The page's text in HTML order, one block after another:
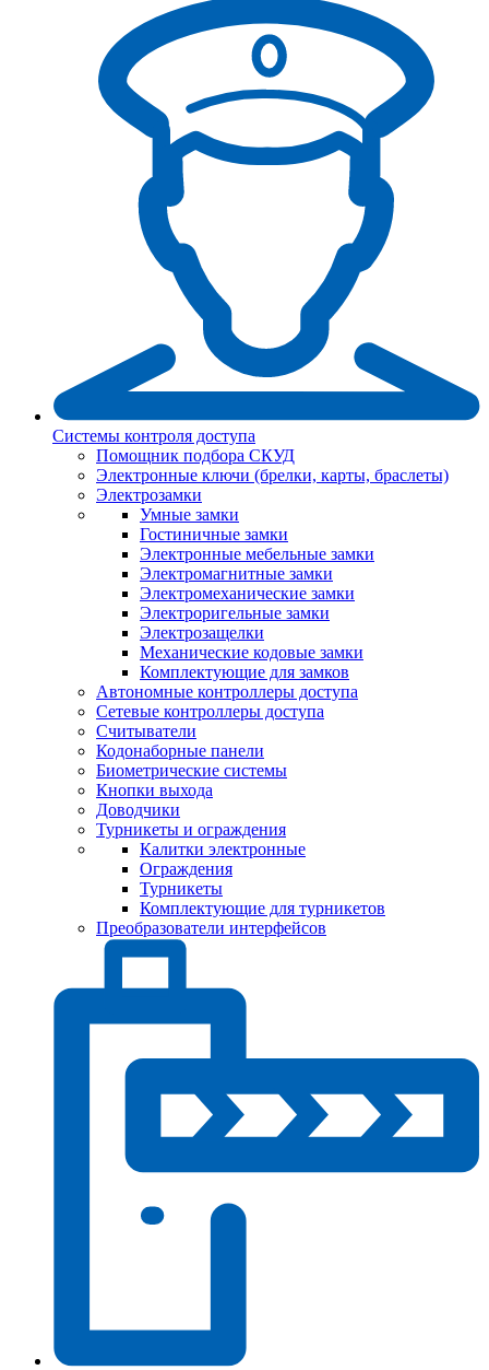
Системы контроля доступа
Помощник подбора СКУД
Электронные ключи (брелки, карты, браслеты)
Электрозамки
Умные замки
Гостиничные замки
Электронные мебельные замки
Электромагнитные замки
Электромеханические замки
Электроригельные замки
Электрозащелки
Механические кодовые замки
Комплектующие для замков
Автономные контроллеры доступа
Сетевые контроллеры доступа
Считыватели
Кодонаборные панели
Биометрические системы
Кнопки выхода
Доводчики
Турникеты и ограждения
Калитки электронные
Ограждения
Турникеты
Комплектующие для турникетов
Преобразователи интерфейсов